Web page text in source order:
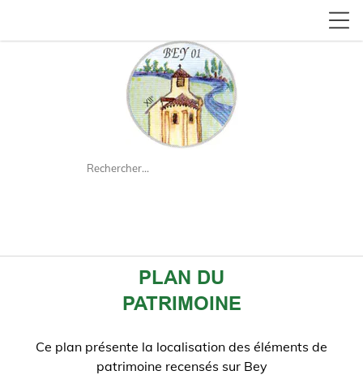
PLAN DU
PATRIMOINE
Ce plan présente la localisation des éléments de
patrimoine recensés sur Bey